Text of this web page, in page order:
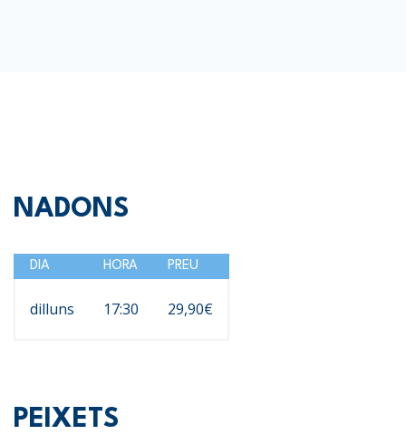
NADONS
DIA HORA PREU
dilluns 17:30 29,90€
PEIXETS